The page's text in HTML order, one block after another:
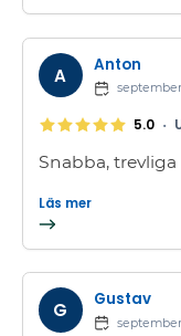
A Anton
5.0 •
Snabba,
Läs mer
G Gustav